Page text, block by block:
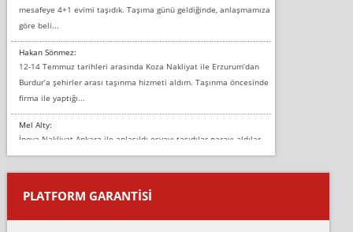
mesafeye 4+1 evimi taşıdık. Taşıma günü geldiğinde, anlaşmamıza
göre beli...
Hakan Sönmez:
12-14 Temmuz tarihleri arasında Koza Nakliyat ile Erzurum’dan
Burdur’a şehirler arası taşınma hizmeti aldım. Taşınma öncesinde
firma ile yaptığı...
Mel Alty:
İnova Nakliyat Ankara ile anlaşıldı eşyayı taşıdılar parayı aldılar.
Salon duvarına bir baktım birisi boydan alüminyum renkli bantı
yapıştırm...
Murat:
PLATFORM GARANTİSİ